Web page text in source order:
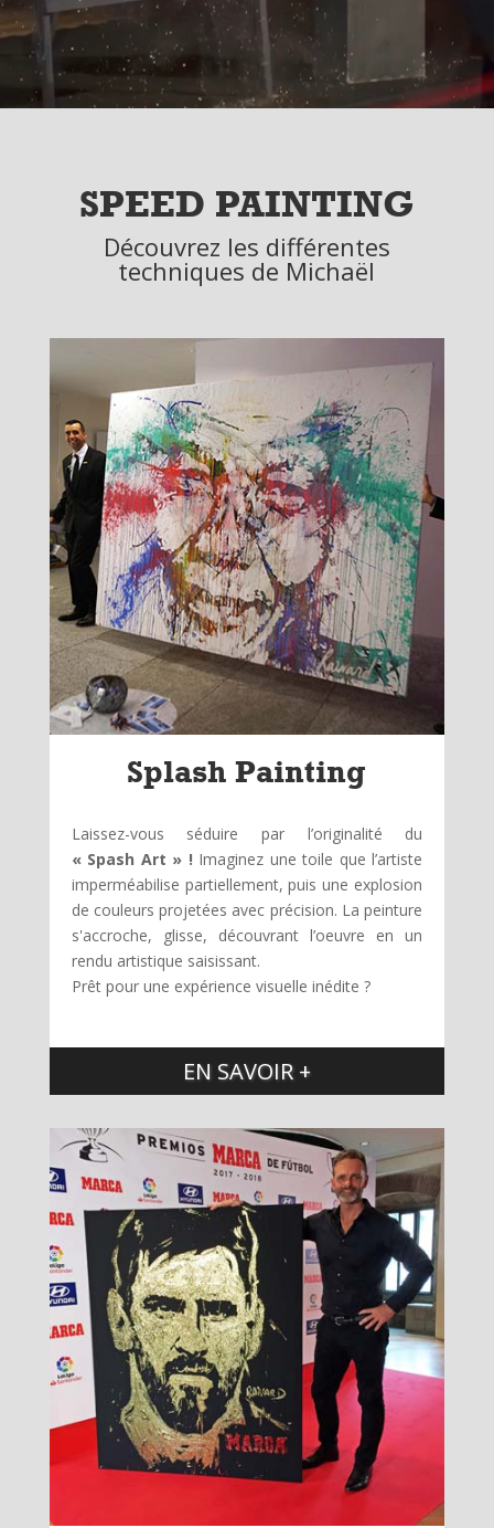
SPEED PAINTING
Découvrez les différentes
techniques de Michaël
Splash Painting
Laissez-vous séduire par l’originalité du
« Spash Art » ! Imaginez une toile que l’artiste
imperméabilise partiellement, puis une explosion
de couleurs projetées avec précision. La peinture
s'accroche, glisse, découvrant l’oeuvre en un
rendu artistique saisissant.
Prêt pour une expérience visuelle inédite ?
EN SAVOIR +